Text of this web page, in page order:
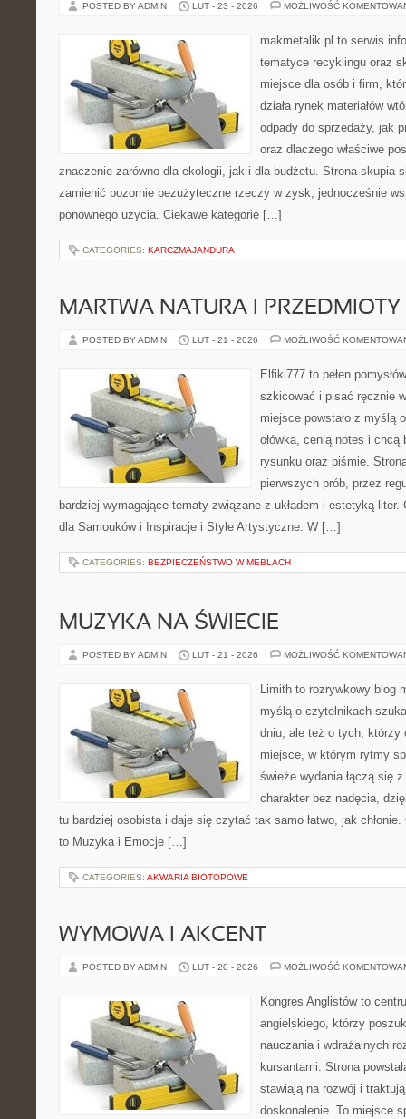
POSTED BY ADMIN LUT - 23 - 2026 MOŻLIWOŚĆ
makmetalik.pl to serwis
tematyce recyklingu oraz
miejsce dla osób i firm,
działa rynek materiałów
odpady do sprzedaży, jak
oraz dlaczego właściwe
znaczenie zarówno dla ekologii, jak i dla budżetu. Strona skupia
zamienić pozornie bezużyteczne rzeczy w zysk, jednocześnie
ponownego użycia. Ciekawe kategorie […]
CATEGORIES: KARCZMAJANDURA
MARTWA NATURA I PRZEDMIOTY
POSTED BY ADMIN LUT - 21 - 2026 MOŻLIWOŚĆ
Elfiki777 to pełen
szkicować i pisać ręcznie
miejsce powstało z myślą
ołówka, cenią notes i chcą
rysunku oraz piśmie.
pierwszych prób, przez
bardziej wymagające tematy związane z układem i estetyką liter.
dla Samouków i Inspiracje i Style Artystyczne. W […]
CATEGORIES: BEZPIECZEŃSTWO W MEBLACH
MUZYKA NA ŚWIECIE
POSTED BY ADMIN LUT - 21 - 2026 MOŻLIWOŚĆ
Limith to rozrywkowy blog
myślą o czytelnikach
dniu, ale też o tych, którzy
miejsce, w którym rytmy
świeże wydania łączą się
charakter bez nadęcia,
tu bardziej osobista i daje się czytać tak samo łatwo, jak
to Muzyka i Emocje […]
CATEGORIES: AKWARIA BIOTOPOWE
WYMOWA I AKCENT
POSTED BY ADMIN LUT - 20 - 2026 MOŻLIWOŚĆ
Kongres Anglistów to
angielskiego, którzy
nauczania i wdrażalnych
kursantami. Strona
stawiają na rozwój i
doskonalenie. To miejsce